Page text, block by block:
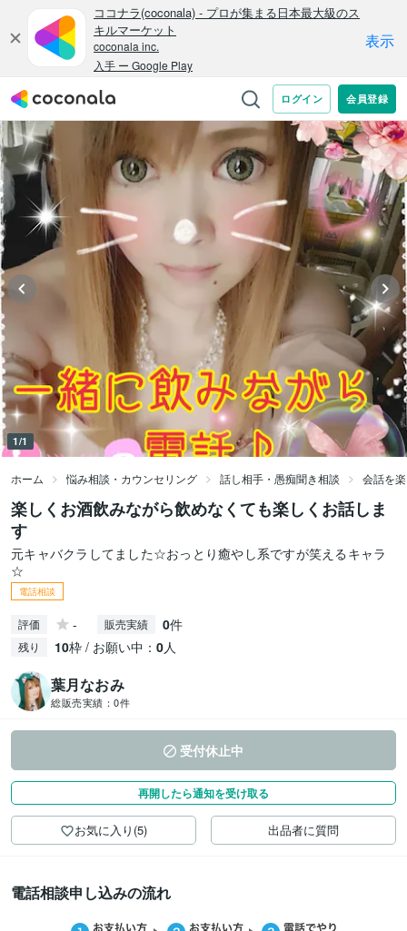
1/1
ホーム 悩み相談・カウンセリング 話し相手・愚痴聞き相談 会話を
楽しくお酒飲みながら飲めなくても楽しくお話しま
す
元キャバクラしてました☆おっとり癒やし系ですが笑えるキャラ
☆
電話相談
評価 - 販売実績 0件
残り 10枠 / お願い中： 0人
葉月なおみ
総販売実績： 0件
受付休止中
再開したら通知を受け取る
お気に入り(5) 出品者に質問
電話相談申し込みの流れ